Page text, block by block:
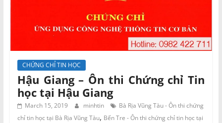
CHỨNG CHỈ TIN HỌC
Hậu Giang – Ôn thi Chứng chỉ Tin
học tại Hậu Giang
March 15, 2019 minhtin
Bà Rịa Vũng Tàu - Ôn thi chứng
chỉ tin học tại Bà Rịa Vũng Tàu, Bến Tre - Ôn thi chứng chỉ tin học tại